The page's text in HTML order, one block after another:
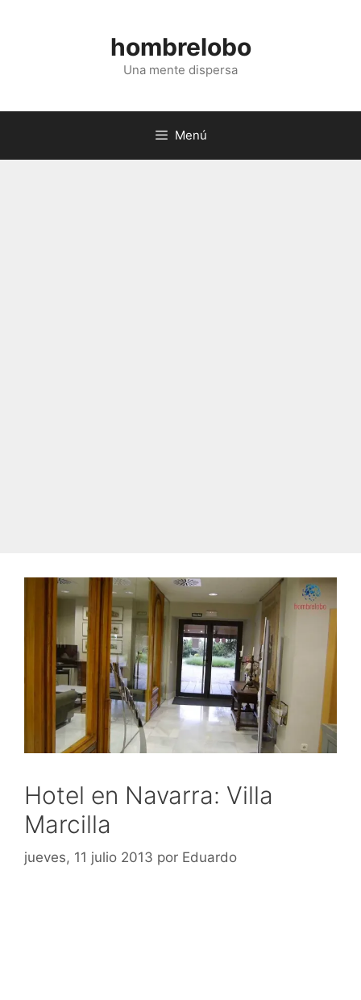
hombrelobo
Una mente dispersa
Menú
Hotel en Navarra: Villa
Marcilla
jueves, 11 julio 2013 por Eduardo